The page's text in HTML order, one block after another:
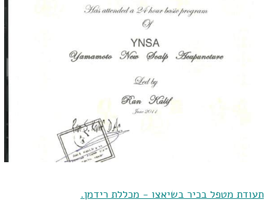
תעודת מטפל בכיר בשיאצו - מכללת רידמן.